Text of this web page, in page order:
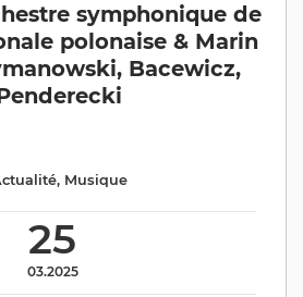
symphonique de
polonaise & Marin
Bacewicz,
25
03.2025
, Musique